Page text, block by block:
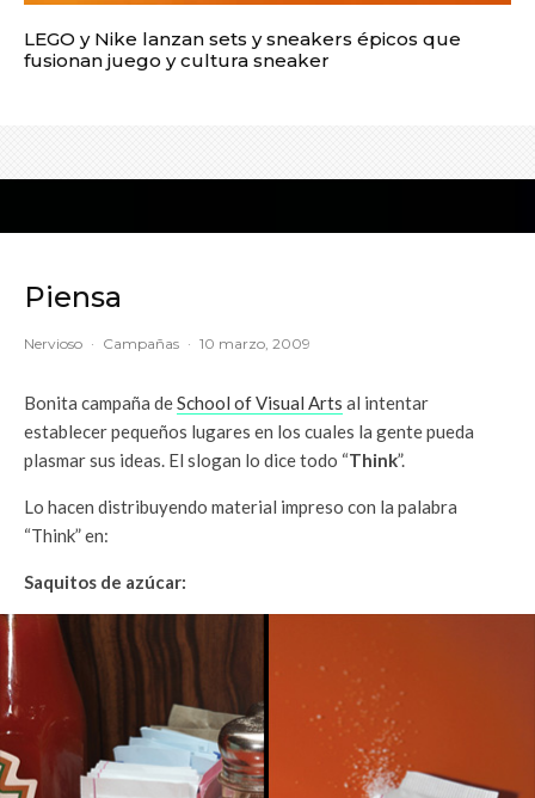
LEGO y Nike lanzan sets y sneakers épicos que
fusionan juego y cultura sneaker
Piensa
Nervioso · Campañas · 10 marzo, 2009
Bonita campaña deSchool of Visual Arts al intentar
establecer pequeños lugares en los cuales la gente pueda
plasmar sus ideas. El slogan lo dice todo “Think”.
Lo hacen distribuyendo material impreso con la palabra
“Think” en:
Saquitos de azúcar: